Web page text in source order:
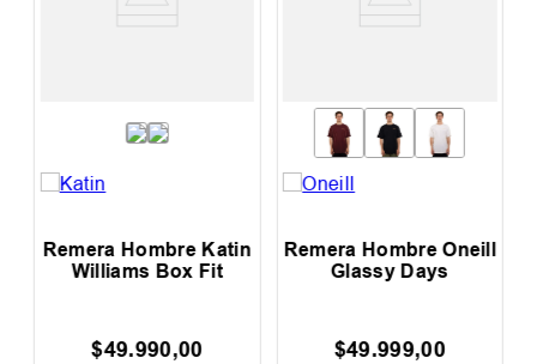
Remera Hombre Katin
Williams Box Fit
$49.990,00
Remera Hombre Oneill
Glassy Days
$49.999,00